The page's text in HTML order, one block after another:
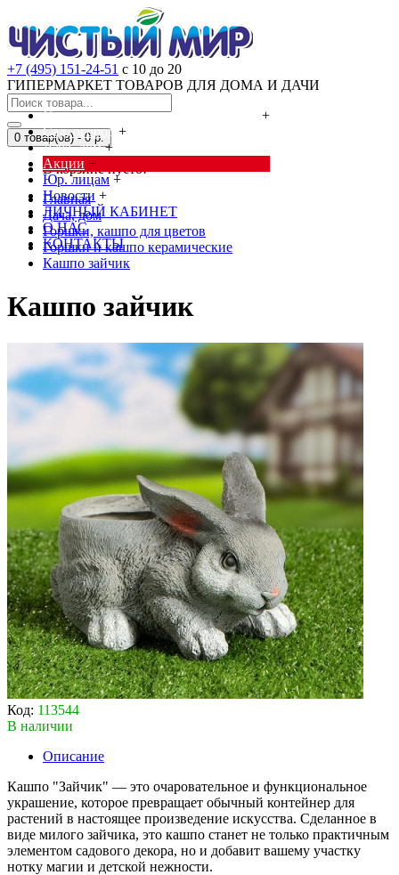
+7 (495) 151-24-51 с 10 до 20
ГИПЕРМАРКЕТ ТОВАРОВ ДЛЯ ДОМА И ДАЧИ
Cредства от насекомых и грызунов
+
Сад, огород +
Дача, дом +
Акции +
Юр. лицам +
Новости +
ЛИЧНЫЙ КАБИНЕТ
О НАС
КОНТАКТЫ
0 товар(ов) - 0 р.
В корзине пусто!
Главная
Дача, дом
Горшки, кашпо для цветов
Горшки и кашпо керамические
Кашпо зайчик
Кашпо зайчик
Код: 113544
В наличии
Описание
Кашпо "Зайчик" — это очаровательное и функциональное
украшение, которое превращает обычный контейнер для
растений в настоящее произведение искусства. Сделанное в
виде милого зайчика, это кашпо станет не только практичным
элементом садового декора, но и добавит вашему участку
нотку магии и детской нежности.